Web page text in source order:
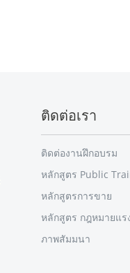
ติดต่อเรา
ติดต่องานฝึกอบรม
หลักสูตร Public
หลักสูตรการขาย
หลักสูตร กฎหมายแร
ภาพสัมมนา